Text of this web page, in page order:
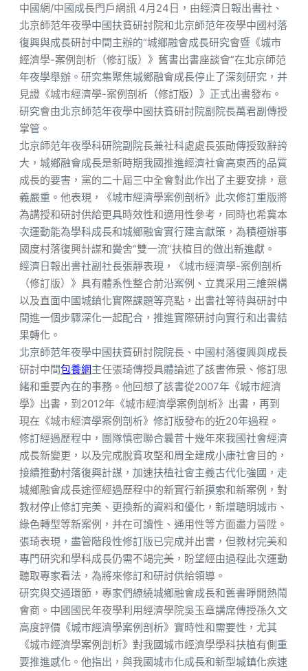
中國網/中國成長門戶網訊 4月24日，由經濟日報出書社、
北京師范年夜學中國扶貧研討院和北京師范年夜學中國村落
復興與成長研討中間主辦的“城鄉融會成長研究會暨《城市
經濟學-案例剖析（修訂版）》舊書出書座談會”在北京師范
年夜學舉辦。研究集聚焦城鄉融會成長停止了深刻研究，并
見證《城市經濟學-案例剖析（修訂版）》正式出書發布。
研究會由北京師范年夜學中國扶貧研討院副院長萬君副傳授
掌管。
北京師范年夜學科研院副院長兼社科處處長張勛傳授致辭誇
大，城鄉融會成長是新時期我國推進經濟社會高東西的品質
成長的要害，黨的二十屆三中全會對此作出了主要安排，意
義嚴重。他表現，《城市經濟學案例剖析》此次修訂重版將
為講授和研討供給更具時效性和適用性參考，同時也希冀本
次運動能為學科成長和城鄉融會實行建言獻策，為積極辦事
國度村落復興計謀和黌舍“雙一流”扶植目的做出新進獻。
經濟日報出書社副社長張靜表現，《城市經濟學-案例剖析
（修訂版）》具有體系性整合前沿案例、立異采用三維架構
以及直面中國城鎮化實際課題等亮點，出書社等待與研討中
間進一個步驟深化一起配合，推進實際研討向實行和出書結
果轉化。
北京師范年夜學中國扶貧研討院院長、中國村落復興與成長
研討中間包養網主任張琦傳授具體論述了該書佈景、修訂思
緒和重要內在的事務。他回想了該書從2007年《城市經濟
學》出書，到2012年《城市經濟學案例剖析》出書，再到
現在《城市經濟學案例剖析》修訂版發布的近20年過程。
修訂經過歷程中，團隊慎密聯合曩昔十幾年來我國社會經濟
成長新變更，以及完成脫貧攻堅和周全建成小康社會目的，
接續推動村落復興計謀，加速扶植社會主義古代化強國，走
城鄉融會成長途徑經過歷程中的新實行新摸索和新案例，對
教材停止修訂完美、更換新的資料和優化，新增聰明城市、
綠色轉型等新案例，并在可讀性、通用性等方面盡力晉陞。
張琦表現，盡管階段性修訂版已完成并出書，但教材完美和
專門研究和學科成長仍需不竭完美，盼望經由過程此次運動
聽取專家看法，為將來修訂和研討供給領導。
研究與交通環節，專家們繚繞城鄉融會成長和舊書睜開熱鬧
會商。中國國民年夜學利用經濟學院吳玉章講席傳授孫久文
高度評價《城市經濟學案例剖析》實時性和需要性，尤其
《城市經濟學案例剖析》對我國城市經濟學學科扶植有側重
要推進感化。他指出，與我國城市化成長和新型城鎮化疾速